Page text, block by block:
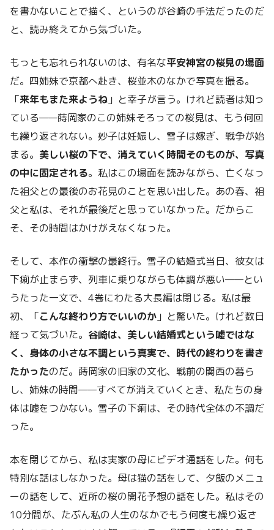
を書かないことで描く、というのが谷崎の手法だったのだ
と、読み終えてから気づいた。
もっとも忘れられないのは、有名な平安神宮の桜見の場面
だ。四姉妹で京都へ赴き、桜並木のなかで写真を撮る。
「来年もまた来ようね 」と幸子が言う。けれど読者は知っ
ている——蒔岡家のこの姉妹そろっての桜見は、もう何回
も繰り返されない。妙子は妊娠し、雪子は嫁ぎ、戦争が始
まる。 美しい桜の下で、消えていく時間そのものが、写真
の中に固定される。私はこの場面を読みながら、亡くなっ
た祖父との最後のお花見のことを思い出した。あの春、祖
父と私は、それが最後だと思っていなかった。だからこ
そ、その時間はかけがえなくなった。
そして、本作の衝撃の最終行。雪子の結婚式当日、彼女は
下痢が止まらず、列車に乗りながらも体調が悪い——とい
うたった一文で、4巻にわたる大長編は閉じる。私は最
初、「こんな終わり方でいいのか 」と驚いた。けれど数日
経って気づいた。 谷崎は、美しい結婚式という嘘ではな
く、身体の小さな不調という真実で、時代の終わりを書き
たかったのだ。蒔岡家の旧家の文化、戦前の関西の暮ら
し、姉妹の時間——すべてが消えていくとき、私たちの身
体は嘘をつかない。雪子の下痢は、その時代全体の不調だ
った。
本を閉じてから、私は実家の母にビデオ通話をした。何も
特別な話はしなかった。母は猫の話をして、夕飯のメニュ
ーの話をして、近所の桜の開花予想の話をした。私はその
10分間が、たぶん私の人生のなかでもう何度も繰り返さ